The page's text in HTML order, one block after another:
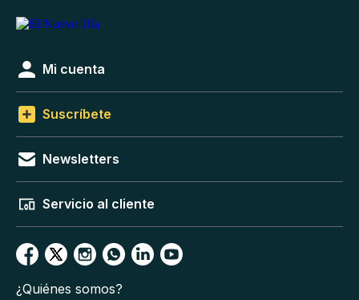
Mi cuenta
Suscríbete
Newsletters
Servicio al cliente
¿Quiénes somos?